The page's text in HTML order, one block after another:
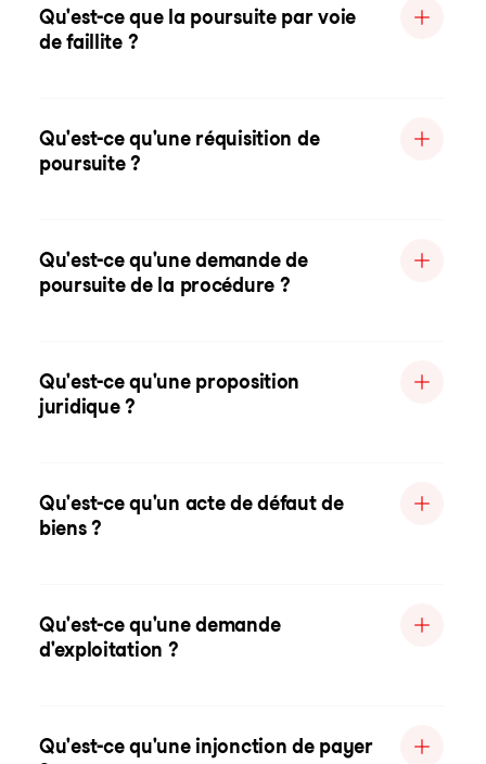
Qu'est-ce que la poursuite par voie
de faillite ?
Qu'est-ce qu'une réquisition de
poursuite ?
Qu'est-ce qu'une demande de
poursuite de la procédure ?
Qu'est-ce qu'une proposition
juridique ?
Qu'est-ce qu'un acte de défaut de
biens ?
Qu'est-ce qu'une demande
d'exploitation ?
Qu'est-ce qu'une injonction de payer